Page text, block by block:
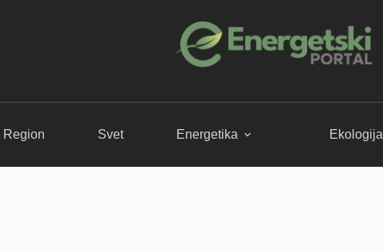
Region Svet Energetika Ekologija